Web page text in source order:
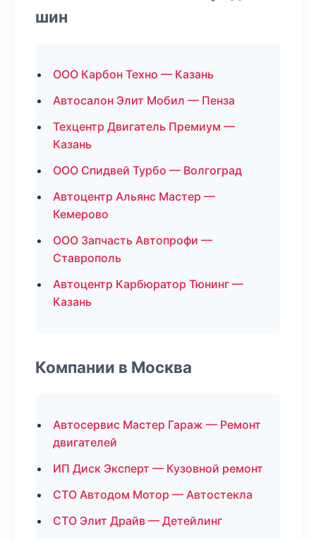
шин
ООО Карбон Техно — Казань
Автосалон Элит Мобил — Пенза
Техцентр Двигатель Премиум —
Казань
ООО Спидвей Турбо — Волгоград
Автоцентр Альянс Мастер —
Кемерово
ООО Запчасть Автопрофи —
Ставрополь
Автоцентр Карбюратор Тюнинг —
Казань
Компании в Москва
Автосервис Мастер Гараж — Ремонт
двигателей
ИП Диск Эксперт — Кузовной ремонт
СТО Автодом Мотор — Автостекла
СТО Элит Драйв — Детейлинг